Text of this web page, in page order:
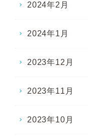
2024年2月
2024年1月
2023年12月
2023年11月
2023年10月